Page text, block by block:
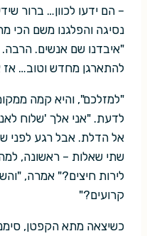
– הם ידעו לכוון… ברור
נסיגה והפלגנו משם הכי
"איבדנו שם אנשים.
להתארגן מחדש וטוב…
"למזלכם", והיא קמה
לדעת. "אני אלך 'שלוח
אל הדלת. אבל רגע לפני
שתי שאלות – ראשונה,
לירות חיצים?" אמרה,
קרועים?"
כשיצאה מתא הקפטן,